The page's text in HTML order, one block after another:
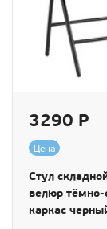
3290 Р
Цена
Стул
велюр
каркас